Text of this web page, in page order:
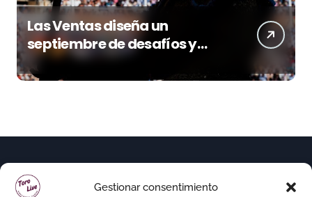
Gestionar consentimiento
Las Ventas diseña un
septiembre de desafíos y
variedad ganadera